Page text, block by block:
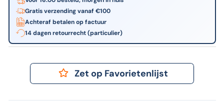
Gratis verzending vanaf €100
Achteraf betalen op factuur
14 dagen retourrecht (particulier)
Zet op Favorietenlijst